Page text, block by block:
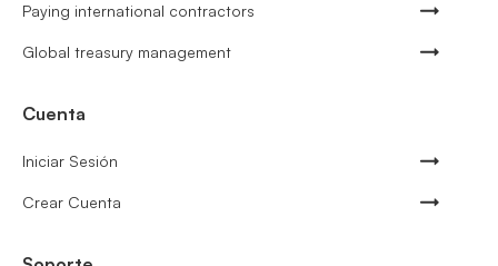
Paying international contractors
Global treasury management
Cuenta
Iniciar Sesión
Crear Cuenta